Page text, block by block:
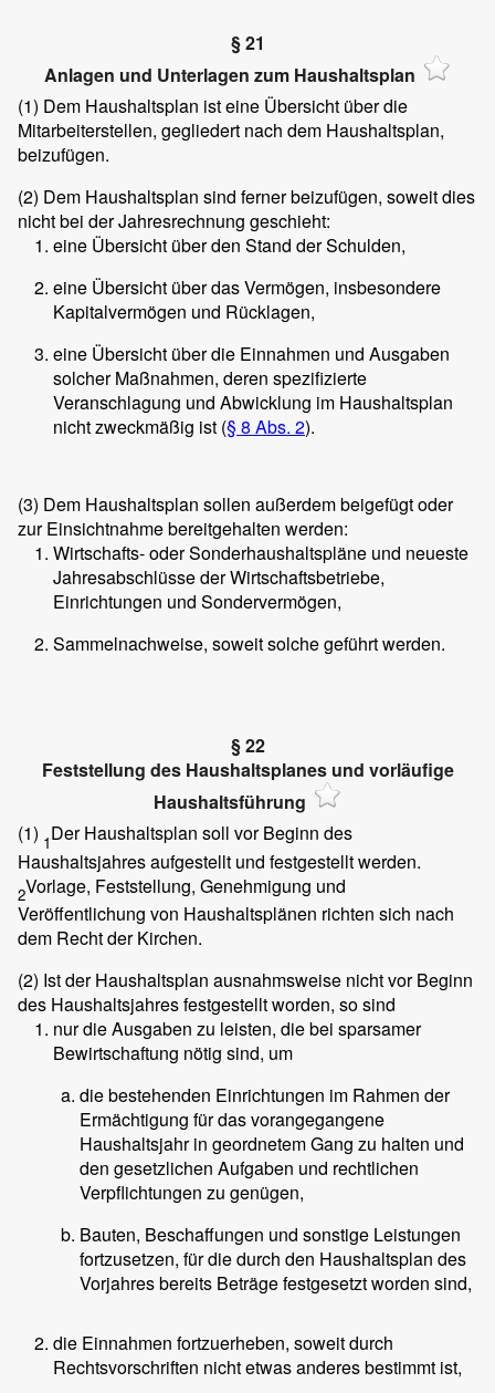
§ 21
Anlagen und Unterlagen zum Haushaltsplan
(1) Dem Haushaltsplan ist eine Übersicht über die
Mitarbeiterstellen, gegliedert nach dem Haushaltsplan,
beizufügen.
(2) Dem Haushaltsplan sind ferner beizufügen, soweit dies
nicht bei der Jahresrechnung geschieht:
eine Übersicht über den Stand der Schulden,
eine Übersicht über das Vermögen, insbesondere
Kapitalvermögen und Rücklagen,
eine Übersicht über die Einnahmen und Ausgaben
solcher Maßnahmen, deren spezifizierte
Veranschlagung und Abwicklung im Haushaltsplan
nicht zweckmäßig ist (§ 8 Abs. 2).
(3) Dem Haushaltsplan sollen außerdem beigefügt oder
zur Einsichtnahme bereitgehalten werden:
Wirtschafts- oder Sonderhaushaltspläne und neueste
Jahresabschlüsse der Wirtschaftsbetriebe,
Einrichtungen und Sondervermögen,
Sammelnachweise, soweit solche geführt werden.
§ 22
Feststellung des Haushaltsplanes und vorläufige
Haushaltsführung
(1) 1Der Haushaltsplan soll vor Beginn des
Haushaltsjahres aufgestellt und festgestellt werden.
2Vorlage, Feststellung, Genehmigung und
Veröffentlichung von Haushaltsplänen richten sich nach
dem Recht der Kirchen.
(2) Ist der Haushaltsplan ausnahmsweise nicht vor Beginn
des Haushaltsjahres festgestellt worden, so sind
nur die Ausgaben zu leisten, die bei sparsamer
Bewirtschaftung nötig sind, um
die bestehenden Einrichtungen im Rahmen der
Ermächtigung für das vorangegangene
Haushaltsjahr in geordnetem Gang zu halten und
den gesetzlichen Aufgaben und rechtlichen
Verpflichtungen zu genügen,
Bauten, Beschaffungen und sonstige Leistungen
fortzusetzen, für die durch den Haushaltsplan des
Vorjahres bereits Beträge festgesetzt worden sind,
die Einnahmen fortzuerheben, soweit durch
Rechtsvorschriften nicht etwas anderes bestimmt ist,